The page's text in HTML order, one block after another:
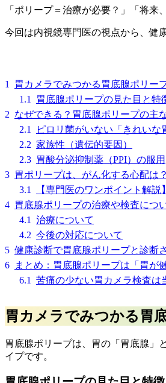
「ポリープ＝治療が必要？」「将来
今回は内視鏡専門医の視点から、健
1
胃カメラでみつかる胃底腺ポリー
1.1
胃底腺ポリープの見た目と特
2 なぜできる？胃底腺ポリープの主
2.1
ピロリ菌がいない「きれいな
2.2 家族性（遺伝的要因）
2.3 胃酸分泌抑制薬（PPI）の服用
3 胃ポリープは、がん化する心配は？
3.1
【専門医のワンポイント解説】
4 胃底腺ポリープの治療や検査につ
4.1
治療について
4.2 今後の対応について
5 健康診断で胃底腺ポリープと診断
6
まとめ：胃底腺ポリープは「胃が
6.1
苦痛の少ない胃カメラ検査は
胃カメラでみつかる胃
胃底腺ポリープは、胃の「胃底腺」
イプです。